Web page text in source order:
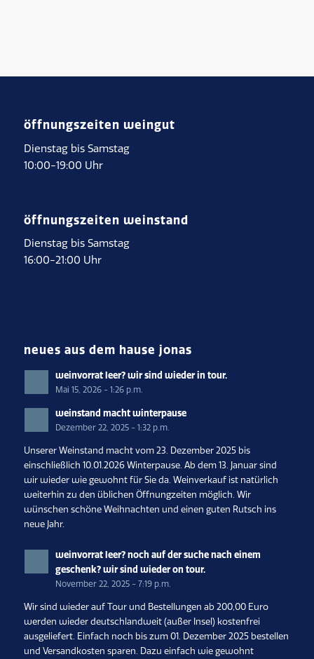
öffnungszeiten weingut
Dienstag bis Samstag
10:00-19:00 Uhr
öffnungszeiten weinstand
Dienstag bis Samstag
16:00-21:00 Uhr
neues aus dem hause jonas
weinvorrat leer? wir sind wieder in tour.
Mai 15, 2026 - 1:26 p.m.
weinstand macht winterpause
Dezember 22, 2025 - 1:32 p.m.
Unserer Weinstand macht vom 23. Dezember 2025 bis
einschließlich 10.01.2026 Winterpause. Ab dem 13. Januar sind
wir wieder wie gewohnt für Sie da. Weinverkauf ist natürlich
weiterhin zu den üblichen Öffnungzeiten möglich. Wir
wünschen schöne Weihnachten und einen guten Rutsch ins
neue Jahr.
weinvorrat leer? noch auf der suche nach einem
geschenk? wir sind wieder on tour.
November 22, 2025 - 7:19 p.m.
Wir sind wieder auf Tour und Bestellungen ab 200,00 Euro
werden wieder deutschlandweit (außer Insel) kostenfrei
ausgeliefert. Einfach noch bis zum 01. Dezember 2025 bestellen
und Versandkosten sparen. Dazu einfach wie gewohnt